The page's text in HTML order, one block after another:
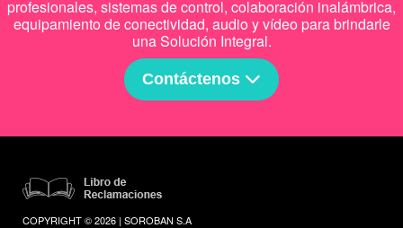
profesionales, sistemas de control, colaboración inalámbrica,
equipamiento de conectividad, audio y vídeo para brindarle
una Solución Integral.
Contáctenos
COPYRIGHT © 2026 | SOROBAN S.A